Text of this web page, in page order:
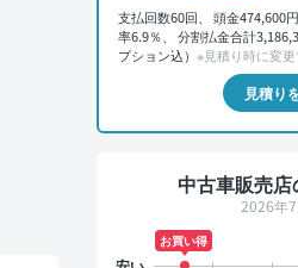
支払回数60回、 頭金474,600
率6.9％、 分割払金合計
プション込） ※見積り時に変更
見積り
中古車販売
2026年
お買い得